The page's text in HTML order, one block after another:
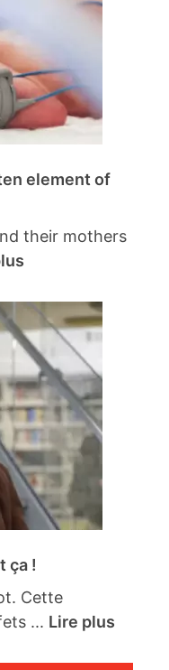
element of
their mothers
ça !
Cette
... Lire plus